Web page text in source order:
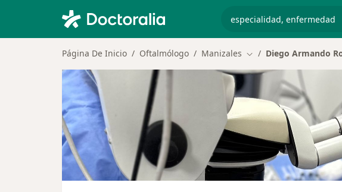
Página De Inicio Oftalmólogo Manizales Cambiar de ciudad
Diego Armando